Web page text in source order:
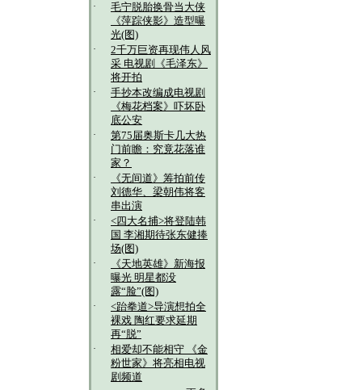
·
毛宁脱胎换骨当大侠
《萍踪侠影》造型曝
光(图)
·
2千万巨资再现伟人风
采 电视剧《毛泽东》
将开拍
·
手抄本改编成电视剧
《梅花档案》吓坏卧
底公安
·
第75届奥斯卡几大热
门前瞻：究竟花落谁
家？
·
《无间道》筹拍前传
刘德华、梁朝伟将客
串出演
·
<四大名捕>将登陆韩
国 李湘期待张东健捧
场(图)
·
《天地英雄》新海报
曝光 明星都没
露“脸”(图)
·
<跆拳道>导演想拍全
裸戏 陶红要求延期
再“脱”
·
相爱却不能相守 《金
粉世家》将亮相电视
剧频道